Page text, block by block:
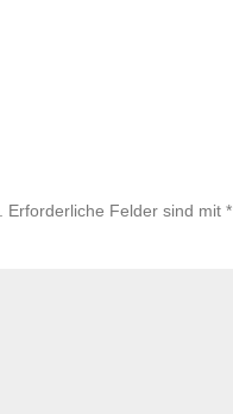
Erforderliche Felder sind mit*